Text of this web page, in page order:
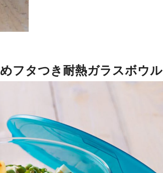
フタつき耐熱ガラスボウル